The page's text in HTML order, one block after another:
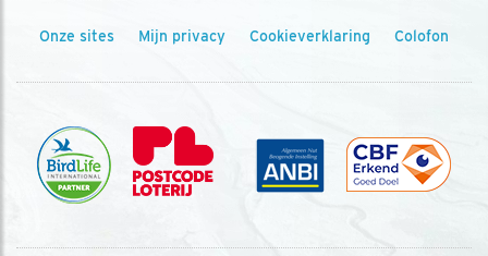
Onze sites Mijn privacy Cookieverklaring Colofon